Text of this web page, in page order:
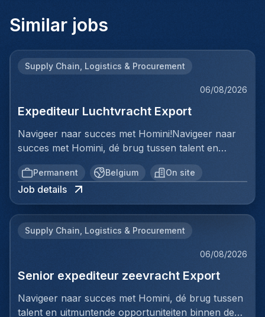
Similar jobs
Supply Chain, Logistics & Procurement
06/08/2026
Expediteur Luchtvracht Export
Navigeer naar succes met Homini!Navigeer naar
succes met Homini, dé brug tussen talent en
uitmuntende opportuniteiten binnen de
arbeidsmarkt. Als voorloper in wervingsdiensten,
matchen we toptalent met topbedrijven in diverse
sectoren. Met onze expertise en toewijding streven
plaatsingen. Bij Homini staat elk individu centraal;
ons team Logistiek & Distributie zoeken we een
Expediteur Luchtvracht Export voor een
een geboren organisator met een passie voor
Permanent Belgium On site
Job details
Supply Chain, Logistics & Procurement
06/08/2026
Senior expediteur zeevracht Export
Navigeer naar succes met Homini, dé brug tussen
talent en uitmuntende opportuniteiten binnen de